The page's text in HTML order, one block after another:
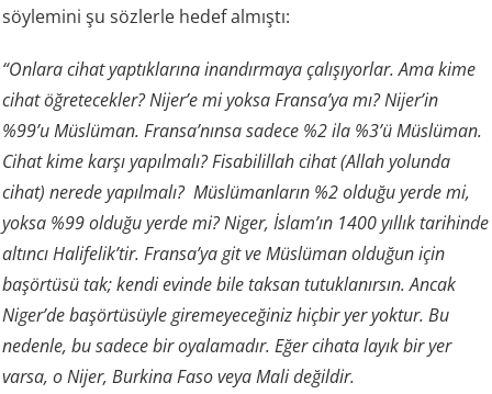
söylemini şu sözlerle hedef almıştı:
“Onlara cihat yaptıklarına inandırmaya çalışıyorlar. Ama kime
cihat öğretecekler? Nijer’e mi yoksa Fransa’ya mı? Nijer’in
%99’u Müslüman. Fransa’nınsa sadece %2 ila %3’ü Müslüman.
Cihat kime karşı yapılmalı? Fisabilillah cihat (Allah yolunda
cihat) nerede yapılmalı? Müslümanların %2 olduğu yerde mi,
yoksa %99 olduğu yerde mi? Niger, İslam’ın 1400 yıllık tarihinde
altıncı Halifelik’tir. Fransa’ya git ve Müslüman olduğun için
başörtüsü tak; kendi evinde bile taksan tutuklanırsın. Ancak
Niger’de başörtüsüyle giremeyeceğiniz hiçbir yer yoktur. Bu
nedenle, bu sadece bir oyalamadır. Eğer cihata layık bir yer
varsa, o Nijer, Burkina Faso veya Mali değildir.